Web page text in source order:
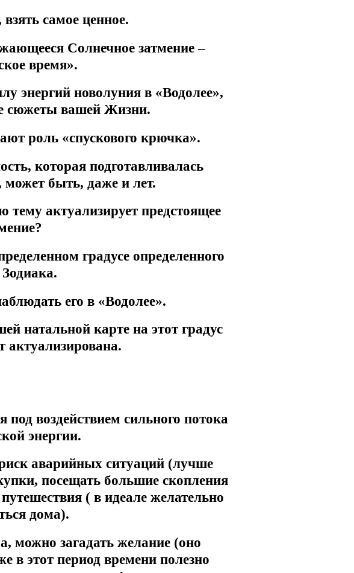
самое ценное.
Солнечное затмение –
время».
энергий новолуния в «Водолее»,
сюжеты вашей Жизни.
роль «спускового крючка».
которая подготавливалась
может быть, даже и лет.
актуализирует предстоящее
градусе определенного
его в «Водолее».
натальной карте на этот градус
актуализирована.
воздействием сильного потока
энергии.
аварийных ситуаций (лучше
посещать большие скопления
( в идеале желательно
дома).
можно загадать желание (оно
в этот период времени полезно